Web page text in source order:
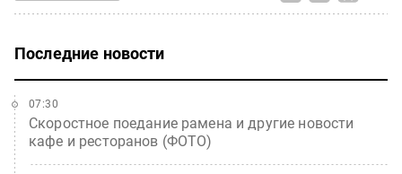
Последние новости
Скоростное поедание рамена и другие новости
кафе и ресторанов (ФОТО)
07:30